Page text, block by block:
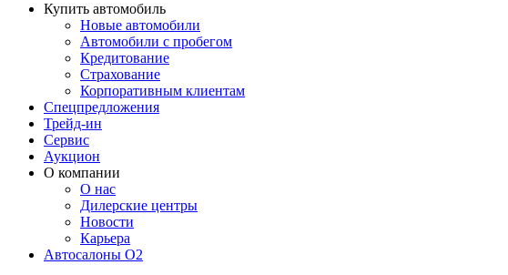
Купить автомобиль
Новые автомобили
Автомобили с пробегом
Кредитование
Страхование
Корпоративным клиентам
Спецпредложения
Трейд-ин
Сервис
Аукцион
О компании
О нас
Дилерские центры
Новости
Карьера
Автосалоны O2